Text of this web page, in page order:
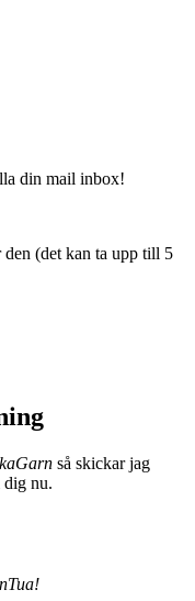
din mail inbox!
(det kan ta upp till 5
så skickar jag
nu.